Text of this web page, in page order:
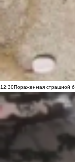
12:30Пораженная страшной